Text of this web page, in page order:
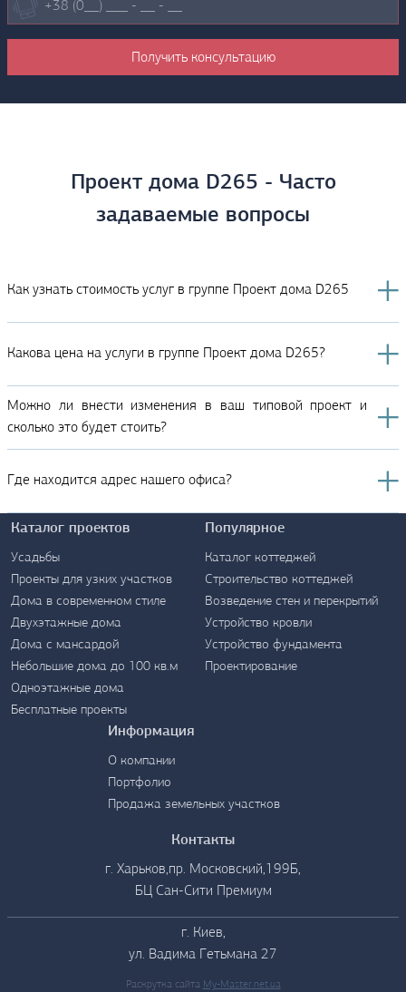
Проект дома D265 - Часто
задаваемые вопросы
Как узнать стоимость услуг в группе Проект дома D265
Какова цена на услуги в группе Проект дома D265?
Можно ли внести изменения в ваш типовой проект и
сколько это будет стоить?
Где находится адрес нашего офиса?
Контакты
Каталог проектов
Усадьбы
Проекты для узких участков
Дома в современном стиле
Двухэтажные дома
Дома с мансардой
Небольшие дома до 100 кв.м
Одноэтажные дома
Бесплатные проекты
Популярное
Каталог коттеджей
Строительство коттеджей
Возведение стен и перекрытий
Устройство кровли
Устройство фундамента
Проектирование
Информация
О компании
Портфолио
Продажа земельных участков
Контакты
г. Харьков,пр. Московский,199Б,
БЦ Сан-Сити Премиум
г. Киев,
ул. Вадима Гетьмана 27
Раскрутка сайта My-Master.net.ua